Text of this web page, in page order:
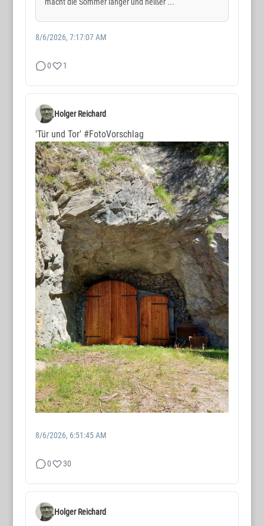
macht die Sommer länger und heißer ...
8/6/2026, 7:17:07 AM
0 1
Holger Reichard
'Tür und Tor' #FotoVorschlag
8/6/2026, 6:51:45 AM
0 30
Holger Reichard